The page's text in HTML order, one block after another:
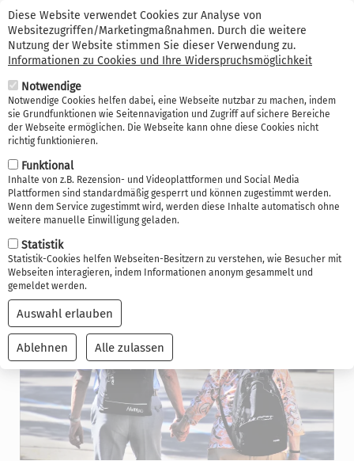
Direkt
zum
Inhalt
Kontakt (0341) 99 38 66 56 Erstinformation
Suche
Private Rentenversicher
ung für den Ruhestand
Diese Website verwendet Cookies zur Analyse von
Websitezugriffen/Marketingmaßnahmen. Durch die weitere
Nutzung der Website stimmen Sie dieser Verwendung zu.
Informationen zu Cookies und Ihre Widerspruchsmöglichkeit
Notwendige
Notwendige Cookies helfen dabei, eine Webseite nutzbar zu machen, indem
sie Grundfunktionen wie Seitennavigation und Zugriff auf sichere Bereiche
der Webseite ermöglichen. Die Webseite kann ohne diese Cookies nicht
richtig funktionieren.
Funktional
Inhalte von z.B. Rezension- und Videoplattformen und Social Media
Plattformen sind standardmäßig gesperrt und können zugestimmt werden.
Wenn dem Service zugestimmt wird, werden diese Inhalte automatisch ohne
weitere manuelle Einwilligung geladen.
Statistik
Statistik-Cookies helfen Webseiten-Besitzern zu verstehen, wie Besucher mit
Webseiten interagieren, indem Informationen anonym gesammelt und
gemeldet werden.
Auswahl erlauben
Ablehnen Alle zulassen